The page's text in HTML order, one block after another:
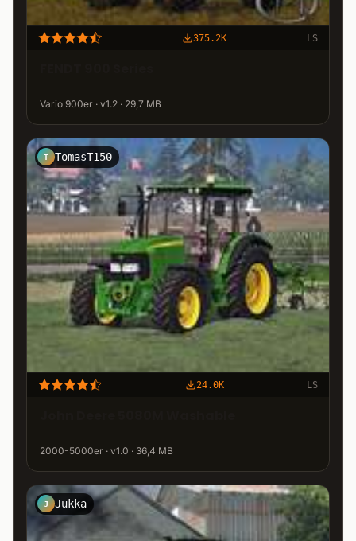
375.2K LS
Vario 900er · v1.2 · 29,7 MB
T TomasT150
24.0K LS
2000-5000er · v1.0 · 36,4 MB
J Jukka